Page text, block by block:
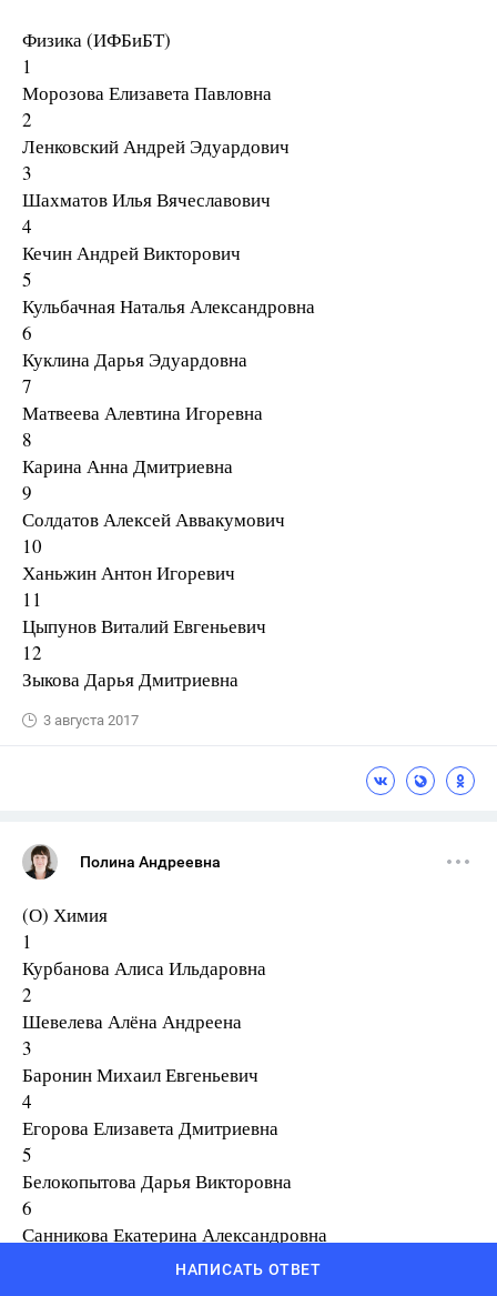
Физика (ИФБиБТ)
1
Морозова Елизавета Павловна
2
Ленковский Андрей Эдуардович
3
Шахматов Илья Вячеславович
4
Кечин Андрей Викторович
5
Кульбачная Наталья Александровна
6
Куклина Дарья Эдуардовна
7
Матвеева Алевтина Игоревна
8
Карина Анна Дмитриевна
9
Солдатов Алексей Аввакумович
10
Ханьжин Антон Игоревич
11
Цыпунов Виталий Евгеньевич
12
Зыкова Дарья Дмитриевна
3 августа 2017
Полина Андреевна
(О) Химия
1
Курбанова Алиса Ильдаровна
2
Шевелева Алёна Андреена
3
Баронин Михаил Евгеньевич
4
Егорова Елизавета Дмитриевна
5
Белокопытова Дарья Викторовна
6
Санникова Екатерина Александровна
НАПИСАТЬ ОТВЕТ